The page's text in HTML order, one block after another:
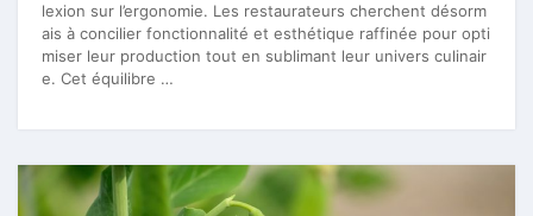
lexion sur l’ergonomie. Les restaurateurs cherchent désorm
ais à concilier fonctionnalité et esthétique raffinée pour opti
miser leur production tout en sublimant leur univers culinair
e. Cet équilibre …